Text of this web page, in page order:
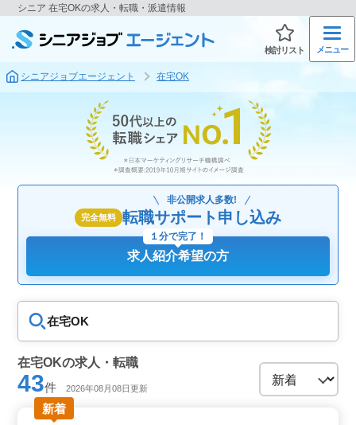
シニア 在宅OKの求人・転職・派遣情報
検討リスト メニュー
シニアジョブエージェント 在宅OK
完全無料
非公開求人多数!
転職サポート申し込み
求人紹介希望の方
１分で完了！
在宅OK
在宅OKの求人・転職
43件 2026年08月08日更新
新着